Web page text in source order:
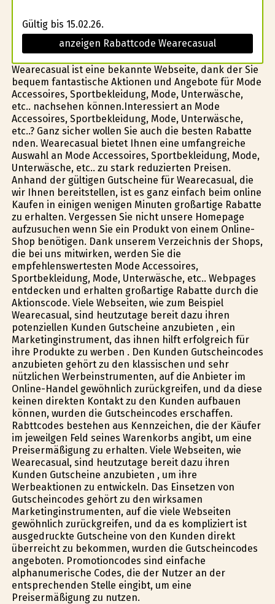
Gültig bis 15.02.26.
anzeigen Rabattcode Wearecasual
Wearecasual ist eine bekannte Webseite, dank der Sie
bequem fantastische Aktionen und Angebote für Mode
Accessoires, Sportbekleidung, Mode, Unterwäsche,
etc.. nachsehen können.Interessiert an Mode
Accessoires, Sportbekleidung, Mode, Unterwäsche,
etc..? Ganz sicher wollen Sie auch die besten Rabatte
finden. Wearecasual bietet Ihnen eine umfangreiche
Auswahl an Mode Accessoires, Sportbekleidung, Mode,
Unterwäsche, etc.. zu stark reduzierten Preisen.
Anhand der gültigen Gutscheine für Wearecasual, die
wir Ihnen bereitstellen, ist es ganz einfach beim online
Kaufen in einigen wenigen Minuten großartige Rabatte
zu erhalten. Vergessen Sie nicht unsere Homepage
aufzusuchen wenn Sie ein Produkt von einem Online-
Shop benötigen. Dank unserem Verzeichnis der Shops,
die bei uns mitwirken, werden Sie die
empfehlenswertesten Mode Accessoires,
Sportbekleidung, Mode, Unterwäsche, etc.. Webpages
entdecken und erhalten großartige Rabatte durch die
Aktionscode. Viele Webseiten, wie zum Beispiel
Wearecasual, sind heutzutage bereit dazu ihren
potenziellen Kunden Gutscheine anzubieten , ein
Marketinginstrument, das ihnen hilft erfolgreich für
ihre Produkte zu werben . Den Kunden Gutscheincodes
anzubieten gehört zu den klassischen und sehr
nützlichen Werbeinstrumenten, auf die Anbieter im
Online-Handel gewöhnlich zurückgreifen, und da diese
keinen direkten Kontakt zu den Kunden aufbauen
können, wurden die Gutscheincodes erschaffen.
Rabttcodes bestehen aus Kennzeichen, die der Käufer
im jeweilgen Feld seines Warenkorbs angibt, um eine
Preisermäßigung zu erhalten. Viele Webseiten, wie
Wearecasual, sind heutzutage bereit dazu ihren
Kunden Gutscheine anzubieten , um ihre
Werbeaktionen zu entwickeln. Das Einsetzen von
Gutscheincodes gehört zu den wirksamen
Marketinginstrumenten, auf die viele Webseiten
gewöhnlich zurückgreifen, und da es kompliziert ist
ausgedruckte Gutscheine von den Kunden direkt
überreicht zu bekommen, wurden die Gutscheincodes
angeboten. Promotioncodes sind einfache
alphanumerische Codes, die der Nutzer an der
entsprechenden Stelle eingibt, um eine
Preisermäßigung zu nutzen.